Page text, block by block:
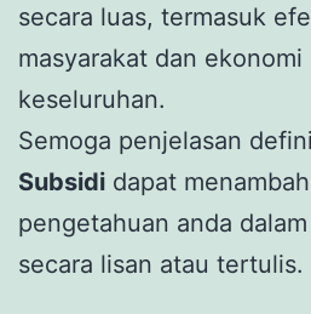
secara luas, termasuk
masyarakat dan ekonomi
keseluruhan.
Semoga penjelasan
Subsidi dapat
pengetahuan anda
secara lisan atau tertulis.